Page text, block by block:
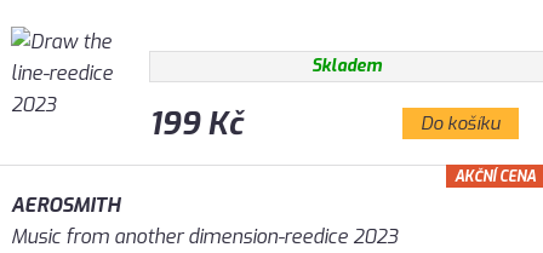
Skladem
199 Kč Do košíku
AEROSMITH
Music from another dimension-reedice 2023
AKČNÍ CENA